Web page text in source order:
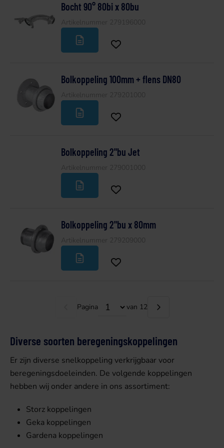
Bocht 90° 80bi x 80bu
Bolkoppeling 100mm + flens DN80
Bolkoppeling 2"bu Jet
Bolkoppeling 2"bu x 80mm
Pagina van 12
Diverse soorten beregeningskoppelingen
Er zijn diverse snelkoppeling verkrijgbaar voor
beregeningsdoeleinden. De volgende koppelingen
hebben wij onder andere in ons assortiment:
Storz koppelingen
Geka koppelingen
Gardena koppelingen